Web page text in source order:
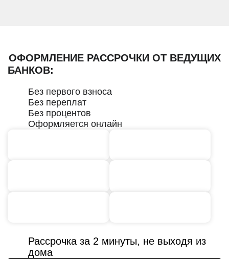
ОФОРМЛЕНИЕ РАССРОЧКИ ОТ ВЕДУЩИХ
БАНКОВ:
Без первого взноса
Без переплат
Без процентов
Оформляется онлайн
Рассрочка за 2 минуты, не выходя из
дома